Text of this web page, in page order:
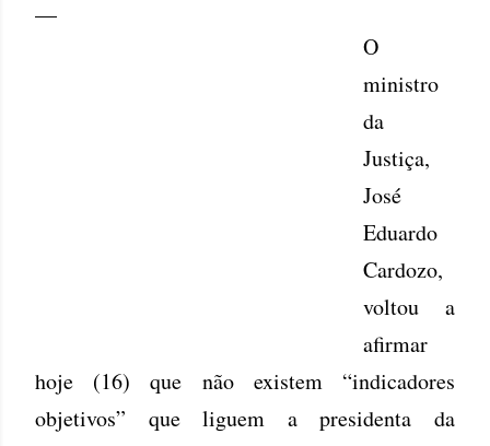
O
ministro
da
Justiça,
José
Eduardo
Cardozo,
voltou a
afirmar
hoje (16) que não existem “indicadores
objetivos” que liguem a presidenta da